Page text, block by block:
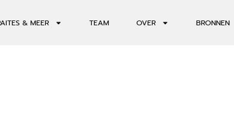
& MEER TEAM OVER BRONNEN